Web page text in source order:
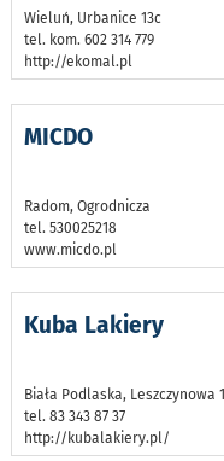
Wieluń, Urbanice 13c
tel. kom. 602 314 779
http://ekomal.pl
MICDO
Radom, Ogrodnicza
tel. 530025218
www.micdo.pl
Kuba Lakiery
Biała Podlaska, Leszczynowa 1
tel. 83 343 87 37
http://kubalakiery.pl/